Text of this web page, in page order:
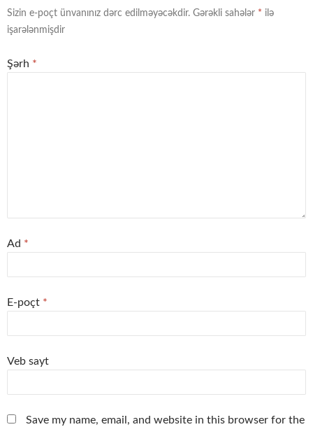
Sizin e-poçt ünvanınız dərc edilməyəcəkdir. Gərəkli sahələr * ilə
işarələnmişdir
Şərh *
Ad *
E-poçt *
Veb sayt
Save my name, email, and website in this browser for the